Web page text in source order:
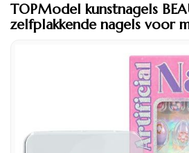
TOPModel kunstnagels
zelfplakkende nagels voor